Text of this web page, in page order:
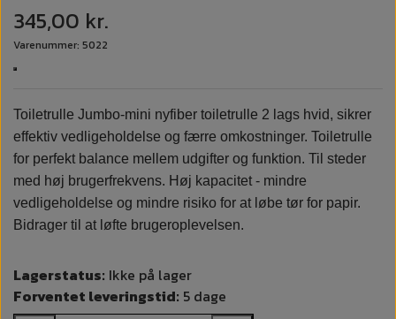
345,00 kr.
Varenummer: 5022
Toiletrulle Jumbo-mini nyfiber toiletrulle 2 lags hvid, sikrer
effektiv vedligeholdelse og færre omkostninger. Toiletrulle
for perfekt balance mellem udgifter og funktion. Til steder
med høj brugerfrekvens. Høj kapacitet - mindre
vedligeholdelse og mindre risiko for at løbe tør for papir.
Bidrager til at løfte brugeroplevelsen.
Lagerstatus: Ikke på lager
Forventet leveringstid: 5 dage